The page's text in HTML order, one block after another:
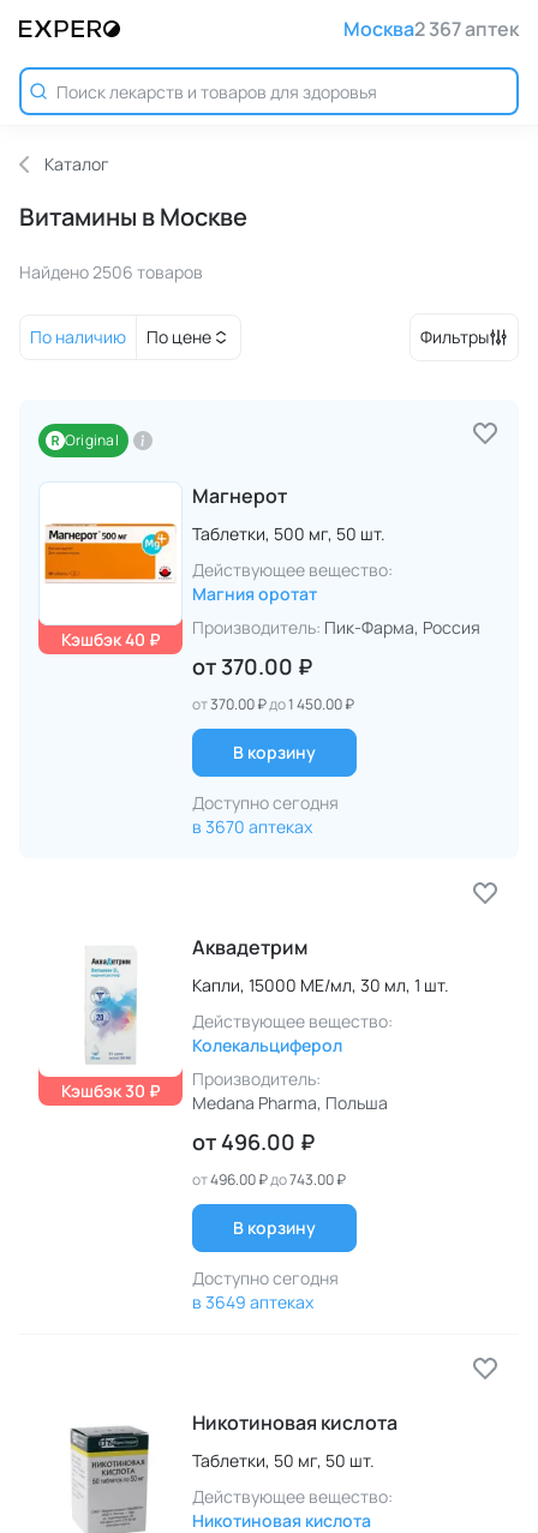
Москва2 367 аптек
Каталог
Витамины в Москве
Найдено 2506 товаров
По наличию По цене Фильтры
Original
Кэшбэк 40 ₽
Магнерот
Таблетки, 500 мг, 50 шт.
Действующее вещество:
Магния оротат
Производитель: Пик-Фарма, Россия
от 370.00 ₽
от370.00 ₽до1 450.00 ₽
В корзину
Доступно сегодня
в 3670 аптеках
Кэшбэк 30 ₽
Аквадетрим
Капли, 15000 МЕ/мл, 30 мл, 1 шт.
Действующее вещество:
Колекальциферол
Производитель:
Medana Pharma, Польша
от 496.00 ₽
от496.00 ₽до743.00 ₽
В корзину
Доступно сегодня
в 3649 аптеках
Никотиновая кислота
Таблетки, 50 мг, 50 шт.
Действующее вещество:
Никотиновая кислота